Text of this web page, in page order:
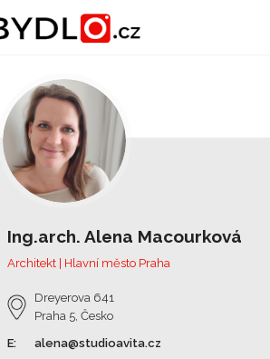
Ing.arch. Alena Macourková
Architekt | Hlavní město Praha
Dreyerova 641
Praha 5, Česko
E:
alena@studioavita.cz